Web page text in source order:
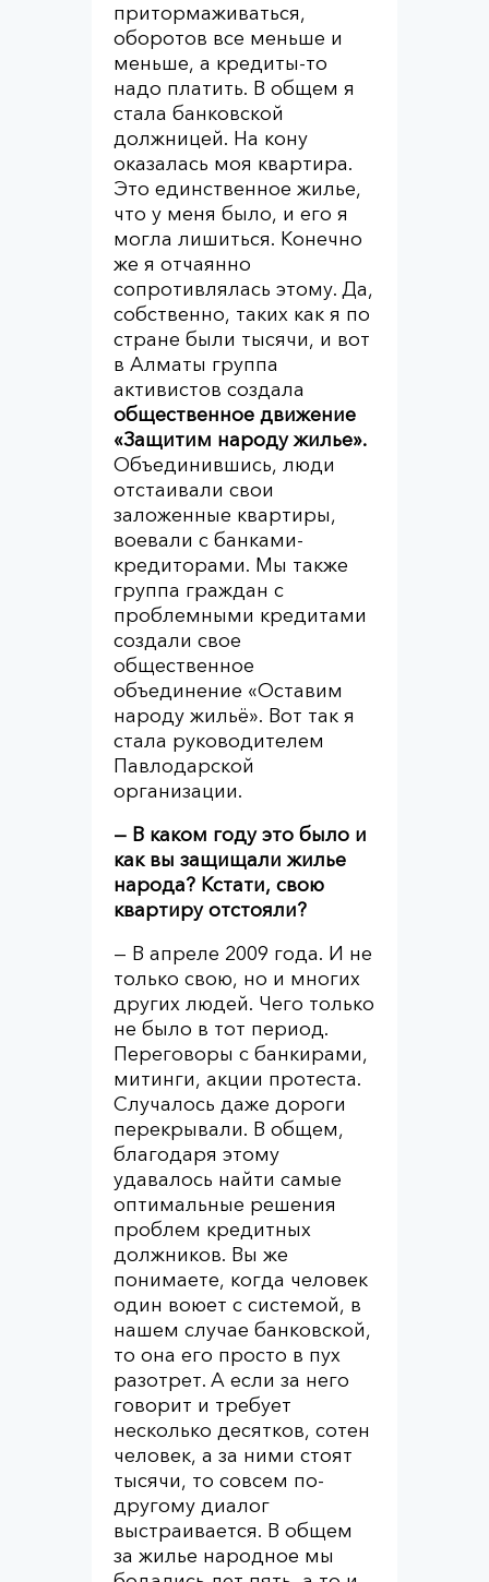
притормаживаться,
оборотов все меньше и
меньше, а кредиты-то
надо платить. В общем я
стала банковской
должницей. На кону
оказалась моя квартира.
Это единственное жилье,
что у меня было, и его я
могла лишиться. Конечно
же я отчаянно
сопротивлялась этому. Да,
собственно, таких как я по
стране были тысячи, и вот
в Алматы группа
активистов создала
общественное движение
«Защитим народу жилье».
Объединившись, люди
отстаивали свои
заложенные квартиры,
воевали с банками-
кредиторами. Мы также
группа граждан с
проблемными кредитами
создали свое
общественное
объединение «Оставим
народу жильё». Вот так я
стала руководителем
Павлодарской
организации.
— В каком году это было и
как вы защищали жилье
народа? Кстати, свою
квартиру отстояли?
— В апреле 2009 года. И не
только свою, но и многих
других людей. Чего только
не было в тот период.
Переговоры с банкирами,
митинги, акции протеста.
Случалось даже дороги
перекрывали. В общем,
благодаря этому
удавалось найти самые
оптимальные решения
проблем кредитных
должников. Вы же
понимаете, когда человек
один воюет с системой, в
нашем случае банковской,
то она его просто в пух
разотрет. А если за него
говорит и требует
несколько десятков, сотен
человек, а за ними стоят
тысячи, то совсем по-
другому диалог
выстраивается. В общем
за жилье народное мы